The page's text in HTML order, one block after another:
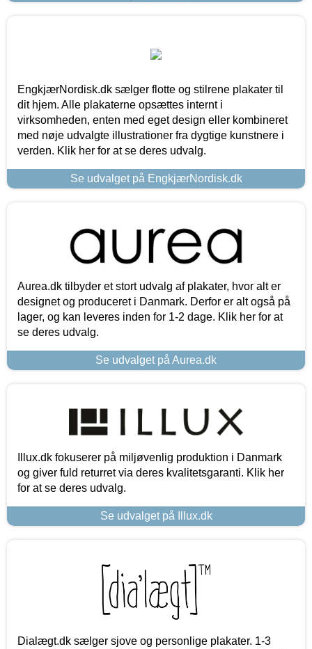
EngkjærNordisk.dk sælger flotte og stilrene plakater til
dit hjem. Alle plakaterne opsættes internt i
virksomheden, enten med eget design eller kombineret
med nøje udvalgte illustrationer fra dygtige kunstnere i
verden. Klik her for at se deres udvalg.
Se udvalget på EngkjærNordisk.dk
Aurea.dk tilbyder et stort udvalg af plakater, hvor alt er
designet og produceret i Danmark. Derfor er alt også på
lager, og kan leveres inden for 1-2 dage. Klik her for at
se deres udvalg.
Se udvalget på Aurea.dk
Illux.dk fokuserer på miljøvenlig produktion i Danmark
og giver fuld returret via deres kvalitetsgaranti. Klik her
for at se deres udvalg.
Se udvalget på Illux.dk
Dialægt.dk sælger sjove og personlige plakater. 1-3